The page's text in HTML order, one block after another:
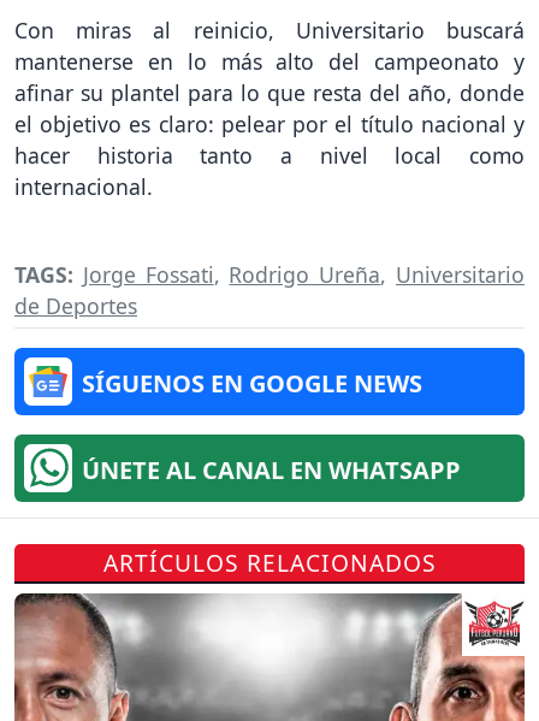
Con miras al reinicio, Universitario buscará
mantenerse en lo más alto del campeonato y
afinar su plantel para lo que resta del año, donde
el objetivo es claro: pelear por el título nacional y
hacer historia tanto a nivel local como
internacional.
TAGS: Jorge Fossati, Rodrigo Ureña, Universitario
de Deportes
SÍGUENOS EN GOOGLE NEWS
ÚNETE AL CANAL EN WHATSAPP
ARTÍCULOS RELACIONADOS